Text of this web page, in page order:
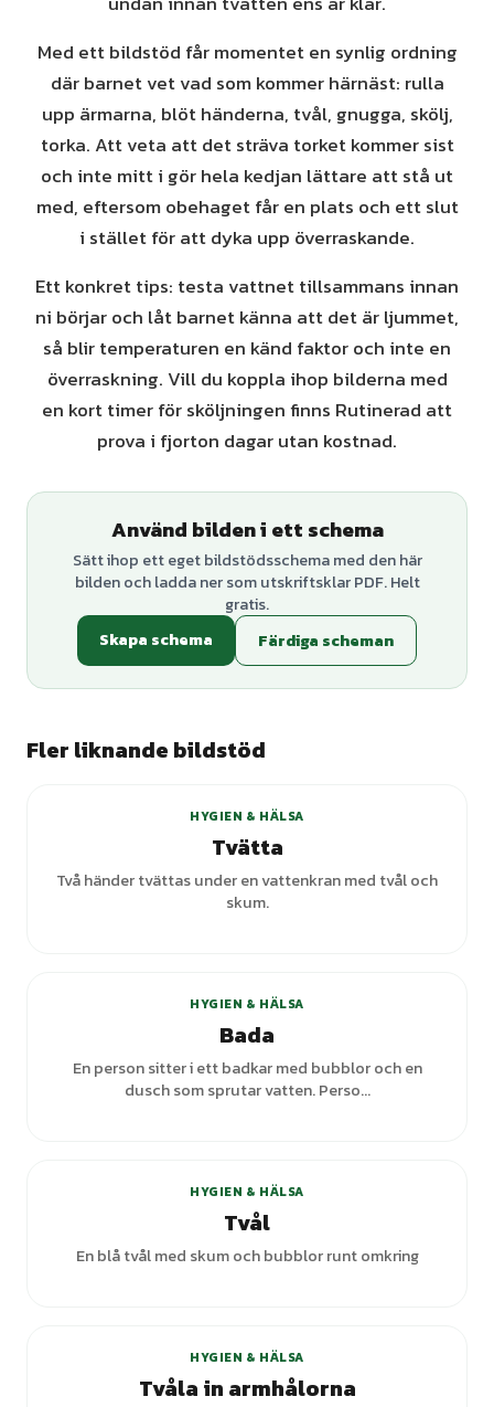
Med ett bildstöd får momentet en synlig ordning
där barnet vet vad som kommer härnäst: rulla
upp ärmarna, blöt händerna, tvål, gnugga, skölj,
torka. Att veta att det sträva torket kommer sist
och inte mitt i gör hela kedjan lättare att stå ut
med, eftersom obehaget får en plats och ett slut
i stället för att dyka upp överraskande.
Ett konkret tips: testa vattnet tillsammans innan
ni börjar och låt barnet känna att det är ljummet,
så blir temperaturen en känd faktor och inte en
överraskning. Vill du koppla ihop bilderna med
en kort timer för sköljningen finns Rutinerad att
prova i fjorton dagar utan kostnad.
Använd bilden i ett schema
Sätt ihop ett eget bildstödsschema med den här
bilden och ladda ner som utskriftsklar PDF. Helt
gratis.
Skapa schema
Färdiga scheman
Fler liknande bildstöd
HYGIEN & HÄLSA
Tvätta
Två händer tvättas under en vattenkran med tvål och
skum.
HYGIEN & HÄLSA
Bada
En person sitter i ett badkar med bubblor och en
dusch som sprutar vatten. Perso...
HYGIEN & HÄLSA
Tvål
En blå tvål med skum och bubblor runt omkring
HYGIEN & HÄLSA
Tvåla in armhålorna